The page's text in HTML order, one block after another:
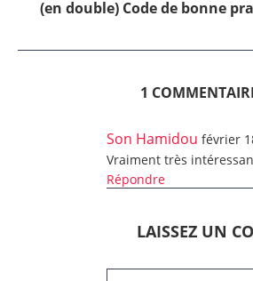
(en double) Code de bonne
1
Son Hamidou février
Vraiment très
Répondre
LAISSEZ UN